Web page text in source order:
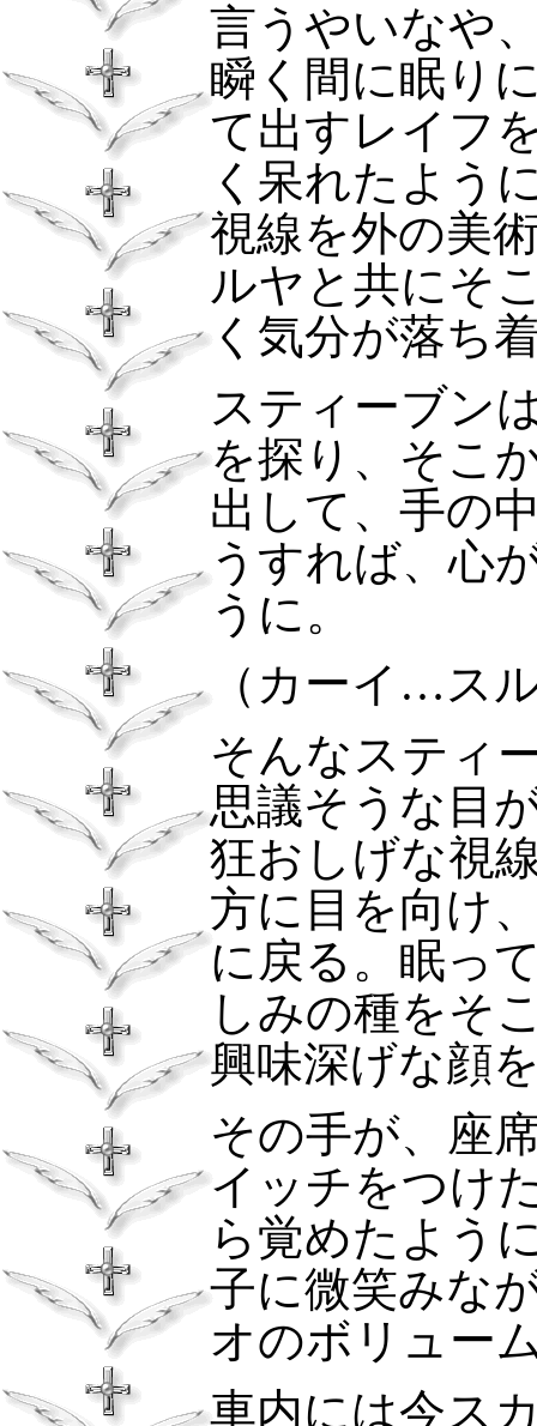
言うやいなや
瞬く間に眠り
て出すレイフ
く呆れたよう
視線を外の美
ルヤと共にそ
く気分が落ち
スティーブン
を探り、そこ
出して、手の
うすれば、心
うに。
（カーイ…ス
そんなスティ
思議そうな目
狂おしげな視
方に目を向け
に戻る。眠っ
しみの種をそ
興味深げな顔
その手が、座
イッチをつけ
ら覚めたよう
子に微笑みな
オのボリュー
車内には今ス